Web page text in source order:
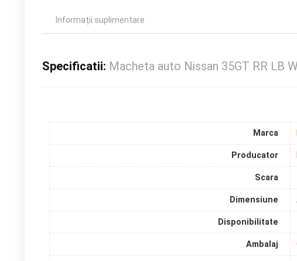
Informații suplimentare
Specificatii: Macheta auto Nissan 35GT RR LB
Marca
Producator
Scara
Dimensiune
Disponibilitate
Ambalaj